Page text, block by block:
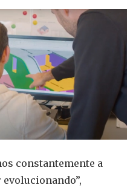
constantemente a